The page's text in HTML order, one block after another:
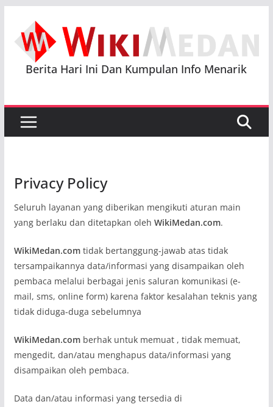
content
Berita Hari Ini Dan Kumpulan Info Menarik
Privacy Policy
Seluruh layanan yang diberikan mengikuti aturan main
yang berlaku dan ditetapkan oleh WikiMedan.com.
WikiMedan.comtidak bertanggung-jawab atas tidak
tersampaikannya data/informasi yang disampaikan oleh
pembaca melalui berbagai jenis saluran komunikasi (e-
mail, sms, online form) karena faktor kesalahan teknis yang
tidak diduga-duga sebelumnya
WikiMedan.comberhak untuk memuat , tidak memuat,
mengedit, dan/atau menghapus data/informasi yang
disampaikan oleh pembaca.
Data dan/atau informasi yang tersedia di